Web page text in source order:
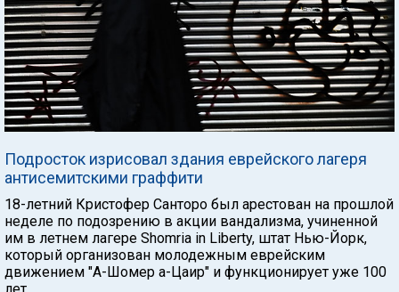
Подросток изрисовал здания еврейского лагеря
антисемитскими граффити
18-летний Кристофер Санторо был арестован на прошлой
неделе по подозрению в акции вандализма, учиненной
им в летнем лагере Shomria in Liberty, штат Нью-Йорк,
который организован молодежным еврейским
движением "А-Шомер а-Цаир" и функционирует уже 100
лет.